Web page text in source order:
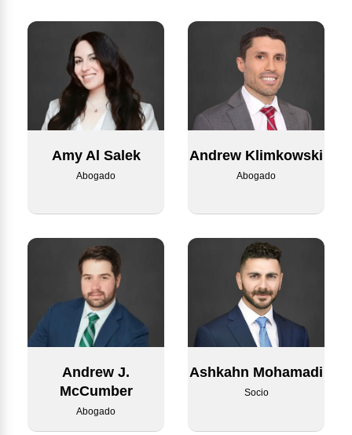
Amy Al Salek
Abogado
Andrew Klimkowski
Abogado
Andrew J.
McCumber
Abogado
Ashkahn Mohamadi
Socio